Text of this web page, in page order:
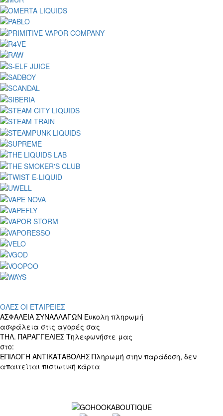
ΟΛΕΣ ΟΙ ΕΤΑΙΡΕΙΕΣ
ΑΣΦΑΛΕΙΑ ΣΥΝΑΛΛΑΓΩΝ Ευκολη πληρωμή
ασφάλεια στις αγορές σας
ΤΗΛ. ΠΑΡΑΓΓΕΛΙΕΣ Τηλεφωνήστε μας
στο:
ΕΠΙΛΟΓΗ ΑΝΤΙΚΑΤΑΒΟΛΗΣ Πληρωμή στην παράδοση, δεν
απαιτείται πιστωτική κάρτα